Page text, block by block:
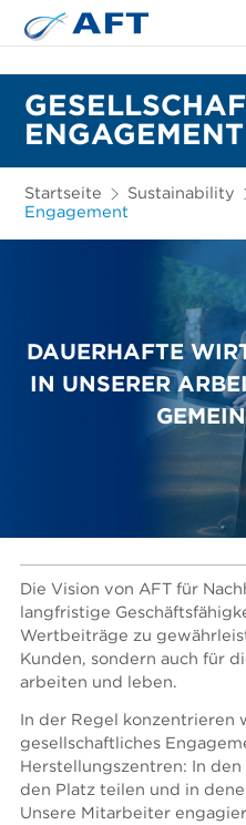
ENGAGEMENT
Startseite Sustainability
Engagement
DAUERHAFTE
IN UNSERER
Die Vision von AFT für
langfristige
Wertbeiträge zu
Kunden, sondern auch für
arbeiten und leben.
In der Regel konzentrieren
gesellschaftliches
Herstellungszentren: In
den Platz teilen und in
Unsere Mitarbeiter